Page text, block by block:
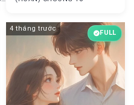
4 tháng trước
FULL